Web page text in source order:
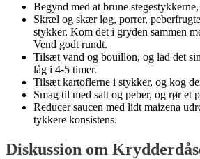
Begynd med at brune
Skræl og skær løg, porrer,
stykker. Kom det i gryden sammen
Vend godt rundt.
Tilsæt vand og bouillon, og lad det
låg i 4-5 timer.
Tilsæt kartoflerne i stykker, og kog
Smag til med salt og peber, og rør et
Reducer saucen med lidt maizena
tykkere konsistens.
Diskussion om